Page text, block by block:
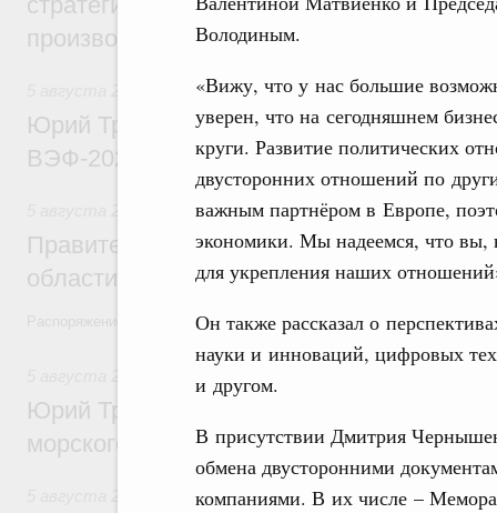
Володиным.
«Вижу, что у нас большие
уверен, что на сегодняшнем
круги. Развитие политических
двусторонних отношений по
важным партнёром в Европе,
экономики. Мы надеемся, что вы,
для укрепления наших
Он также рассказал о
науки и инноваций, цифровых
и другом.
В присутствии Дмитрия
обмена двусторонними
компаниями. В их числе –
производительности труда
Общие вопросы развития ДФО
Юрий Трутнев: Опубликована
ВЭФ-2026
Национальный проект «Экологическое
Правительство увеличило объём
области в рамках федерального
Распоряжение от 3 августа 2026 года №2067-р
Юрий Трутнев: Дноуглубительный флот
морского пути будет создан
Деловая среда. Развитие конкуренции